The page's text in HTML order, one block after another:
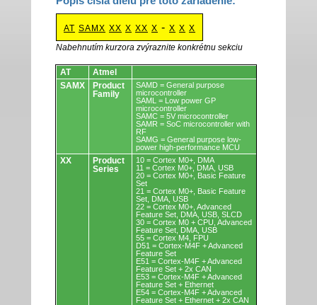
AT SAMX XX X XX X - X X X
Nabehnutím kurzora zvýraznite konkrétnu sekciu
Obvody.
AT
Atmel
SAMX
Product
Family
SAMD = General purpose
microcontroller
SAML = Low power GP
microcontroller
SAMC = 5V microcontroller
SAMR = SoC microcontroller with
RF
SAMG = General purpose low-
power high-performance MCU
XX
Product
Series
10 = Cortex M0+, DMA
11 = Cortex M0+, DMA, USB
20 = Cortex M0+, Basic Feature
Set
21 = Cortex M0+, Basic Feature
Set, DMA, USB
22 = Cortex M0+, Advanced
Feature Set, DMA, USB, SLCD
30 = Cortex M0 + CPU, Advanced
Feature Set, DMA, USB
55 = Cortex M4, FPU
D51 = Cortex-M4F + Advanced
Feature Set
E51 = Cortex-M4F + Advanced
Feature Set + 2x CAN
E53 = Cortex-M4F + Advanced
Feature Set + Ethernet
E54 = Cortex-M4F + Advanced
Feature Set + Ethernet + 2x CAN